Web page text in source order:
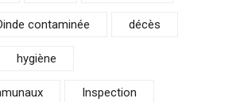
contaminée décès
hygiène
Inspection